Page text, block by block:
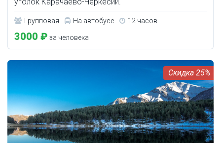
Групповая На автобусе 12 часов
3000 ₽ за человека
25%